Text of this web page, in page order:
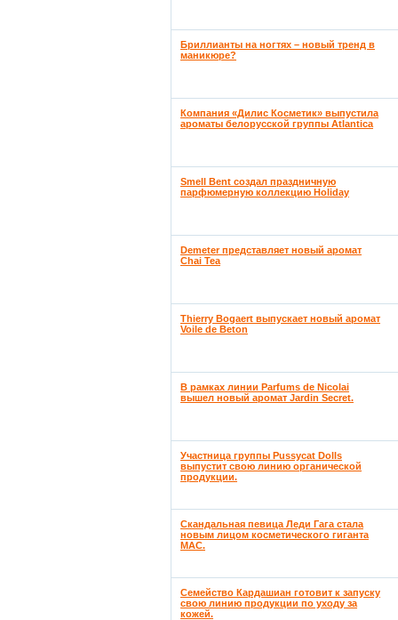
Бриллианты на ногтях – новый тренд в
маникюре?
Компания «Дилис Косметик» выпустила
ароматы белорусской группы Atlantica
Smell Bent создал праздничную
парфюмерную коллекцию Holiday
Demeter представляет новый аромат
Chai Tea
Thierry Bogaert выпускает новый аромат
Voile de Beton
В рамках линии Parfums de Nicolai
вышел новый аромат Jardin Secret.
Участница группы Pussycat Dolls
выпустит свою линию органической
продукции.
Скандальная певица Леди Гага стала
новым лицом косметического гиганта
MAC.
Семейство Кардашиан готовит к запуску
свою линию продукции по уходу за
кожей.